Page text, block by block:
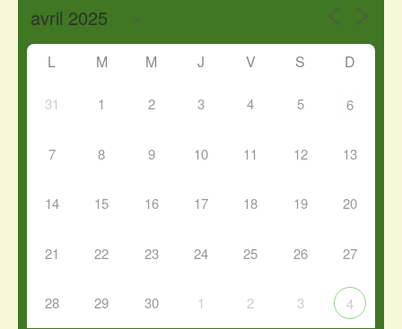
L M M J V S D
31 1 2 3 4 5 6
7 8 9 10 11 12 13
14 15 16 17 18 19 20
21 22 23 24 25 26 27
28 29 30 1 2 3 4